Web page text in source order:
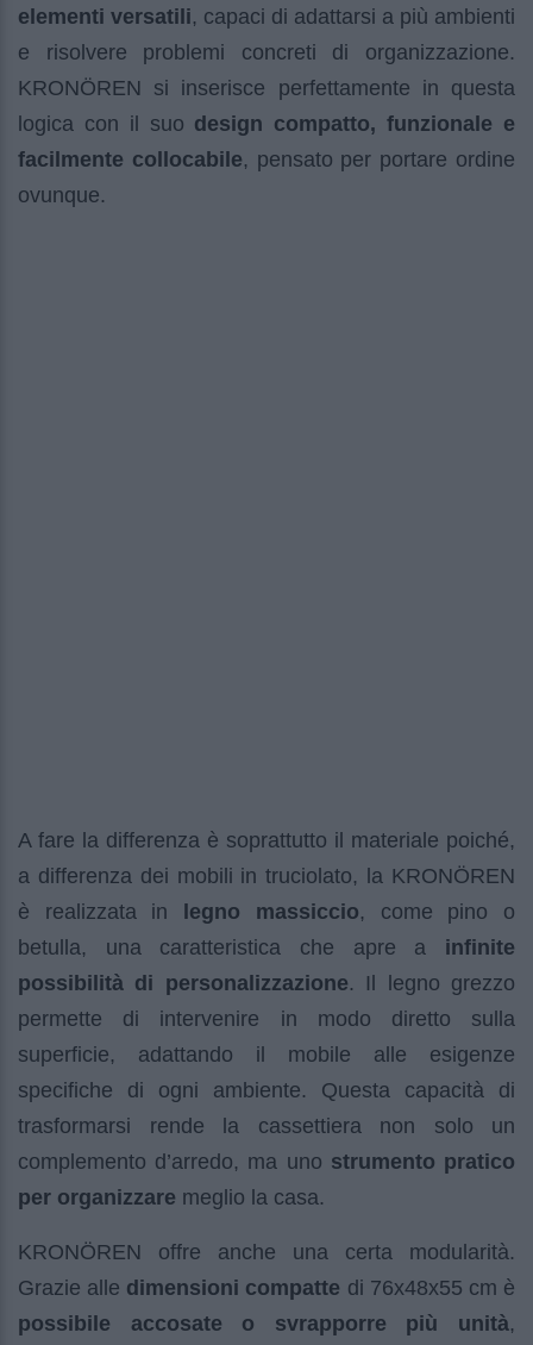
elementi versatili, capaci di adattarsi a più ambienti
e risolvere problemi concreti di organizzazione.
KRONÖREN si inserisce perfettamente in questa
logica con il suo design compatto, funzionale e
facilmente collocabile, pensato per portare ordine
ovunque.
A fare la differenza è soprattutto il materiale poiché,
a differenza dei mobili in truciolato, la KRONÖREN
è realizzata in legno massiccio, come pino o
betulla, una caratteristica che apre a infinite
possibilità di personalizzazione. Il legno grezzo
permette di intervenire in modo diretto sulla
superficie, adattando il mobile alle esigenze
specifiche di ogni ambiente. Questa capacità di
trasformarsi rende la cassettiera non solo un
complemento d’arredo, ma uno strumento pratico
per organizzare meglio la casa.
KRONÖREN offre anche una certa modularità.
Grazie alle dimensioni compatte di 76x48x55 cm è
possibile accosate o svrapporre più unità,